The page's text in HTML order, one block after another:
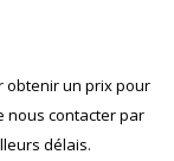
obtenir un prix pour
nous contacter par
délais.